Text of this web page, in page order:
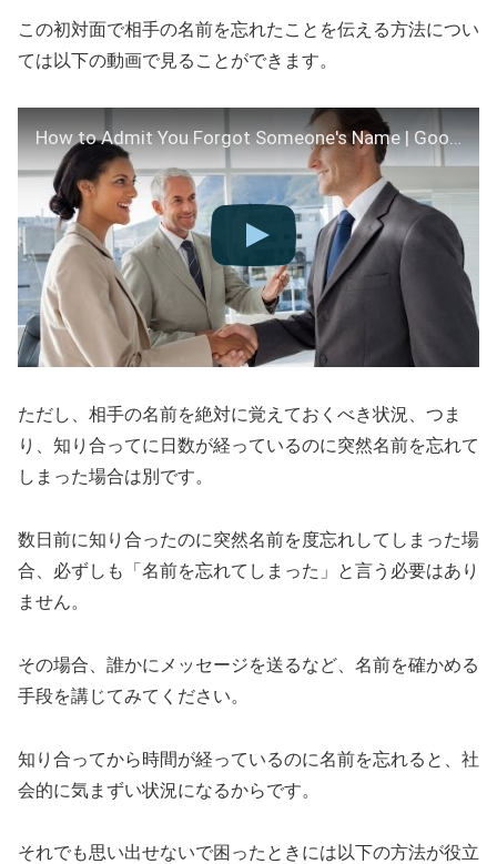
この初対面で相手の名前を忘れたことを伝える方法につい
ては以下の動画で見ることができます。
How to Admit You Forgot Someone's Name | Good Manners
ただし、相手の名前を絶対に覚えておくべき状況、つま
り、知り合ってに日数が経っているのに突然名前を忘れて
しまった場合は別です。
数日前に知り合ったのに突然名前を度忘れしてしまった場
合、必ずしも「名前を忘れてしまった」と言う必要はあり
ません。
その場合、誰かにメッセージを送るなど、名前を確かめる
手段を講じてみてください。
知り合ってから時間が経っているのに名前を忘れると、社
会的に気まずい状況になるからです。
それでも思い出せないで困ったときには以下の方法が役立